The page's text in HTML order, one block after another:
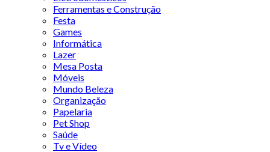
Ferramentas e Construção
Festa
Games
Informática
Lazer
Mesa Posta
Móveis
Mundo Beleza
Organização
Papelaria
Pet Shop
Saúde
Tv e Vídeo